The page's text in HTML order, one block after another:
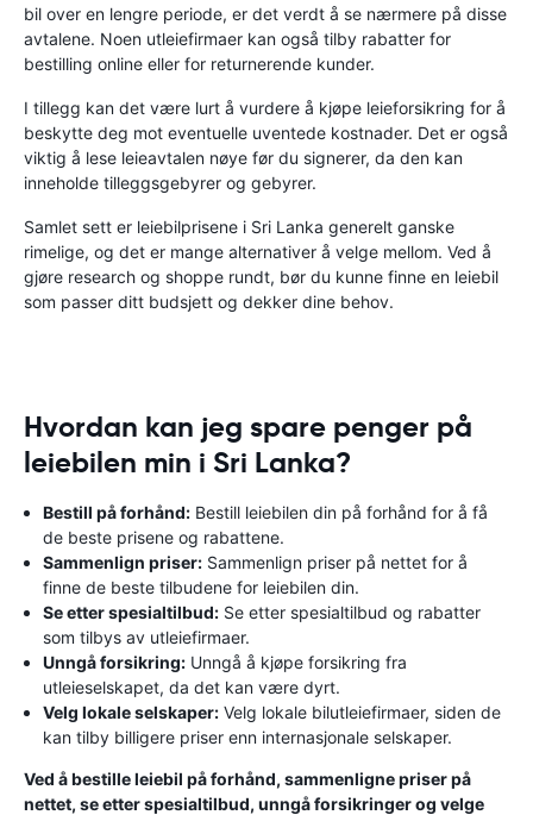
bil over en lengre periode, er det verdt å se nærmere på disse
avtalene. Noen utleiefirmaer kan også tilby rabatter for
bestilling online eller for returnerende kunder.
I tillegg kan det være lurt å vurdere å kjøpe leieforsikring for å
beskytte deg mot eventuelle uventede kostnader. Det er også
viktig å lese leieavtalen nøye før du signerer, da den kan
inneholde tilleggsgebyrer og gebyrer.
Samlet sett er leiebilprisene i Sri Lanka generelt ganske
rimelige, og det er mange alternativer å velge mellom. Ved å
gjøre research og shoppe rundt, bør du kunne finne en leiebil
som passer ditt budsjett og dekker dine behov.
Hvordan kan jeg spare penger på
leiebilen min i Sri Lanka?
Bestill på forhånd: Bestill leiebilen din på forhånd for å få
de beste prisene og rabattene.
Sammenlign priser: Sammenlign priser på nettet for å
finne de beste tilbudene for leiebilen din.
Se etter spesialtilbud: Se etter spesialtilbud og rabatter
som tilbys av utleiefirmaer.
Unngå forsikring: Unngå å kjøpe forsikring fra
utleieselskapet, da det kan være dyrt.
Velg lokale selskaper: Velg lokale bilutleiefirmaer, siden de
kan tilby billigere priser enn internasjonale selskaper.
Ved å bestille leiebil på forhånd, sammenligne priser på
nettet, se etter spesialtilbud, unngå forsikringer og velge